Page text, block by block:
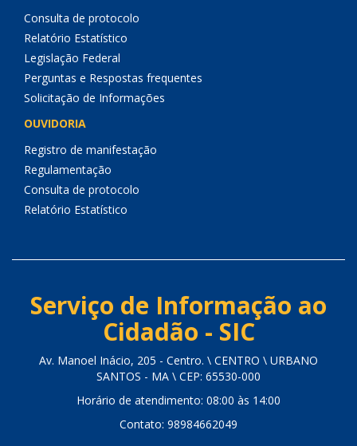
Consulta de protocolo
Relatório Estatístico
Legislação Federal
Perguntas e Respostas frequentes
Solicitação de Informações
OUVIDORIA
Registro de manifestação
Regulamentação
Consulta de protocolo
Relatório Estatístico
Serviço de Informação ao
Cidadão - SIC
Av. Manoel Inácio, 205 - Centro. \ CENTRO \ URBANO
SANTOS - MA \ CEP: 65530-000
Horário de atendimento: 08:00 às 14:00
Contato: 98984662049